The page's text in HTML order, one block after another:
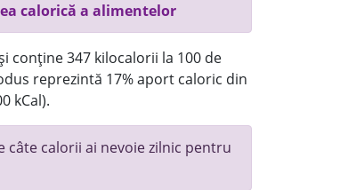
calorică a alimentelor
conține 347 kilocalorii la 100 de
reprezintă 17% aport caloric din
kCal).
câte calorii ai nevoie zilnic pentru